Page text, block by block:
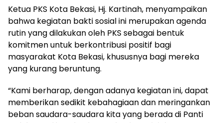
Ketua PKS Kota Bekasi, Hj. Kartinah, menyampaikan
bahwa kegiatan bakti sosial ini merupakan agenda
rutin yang dilakukan oleh PKS sebagai bentuk
komitmen untuk berkontribusi positif bagi
masyarakat Kota Bekasi, khususnya bagi mereka
yang kurang beruntung.
“Kami berharap, dengan adanya kegiatan ini, dapat
memberikan sedikit kebahagiaan dan meringankan
beban saudara-saudara kita yang berada di Panti